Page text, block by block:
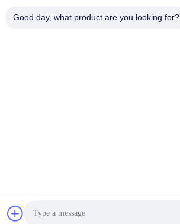
Good day, what product are you looking for?